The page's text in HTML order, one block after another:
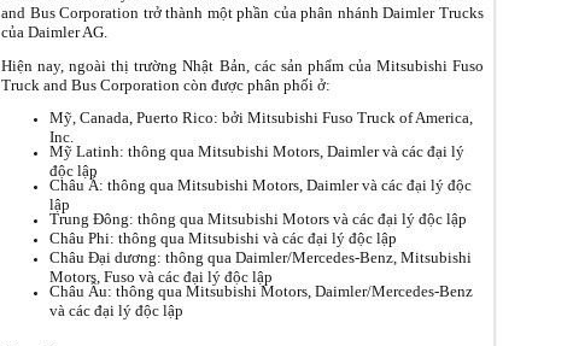
and Bus Corporation trở thành một phần của phân nhánh Daimler Trucks
của Daimler AG.
Hiện nay, ngoài thị trường Nhật Bản, các sản phẩm của Mitsubishi Fuso
Truck and Bus Corporation còn được phân phối ở:
Mỹ, Canada, Puerto Rico: bởi Mitsubishi Fuso Truck of America,
Inc.
Mỹ Latinh: thông qua Mitsubishi Motors, Daimler và các đại lý
độc lập
Châu Á: thông qua Mitsubishi Motors, Daimler và các đại lý độc
lập
Trung Đông: thông qua Mitsubishi Motors và các đại lý độc lập
Châu Phi: thông qua Mitsubishi và các đại lý độc lập
Châu Đại dương: thông qua Daimler/Mercedes-Benz, Mitsubishi
Motors, Fuso và các đại lý độc lập
Châu Âu: thông qua Mitsubishi Motors, Daimler/Mercedes-Benz
và các đại lý độc lập